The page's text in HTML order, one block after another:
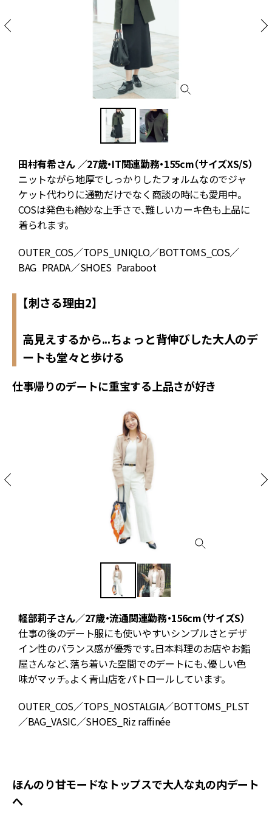
田村有希さん ／27歳・IT関連勤務・155cm（サイズXS/S）
ニットながら地厚でしっかりしたフォルムなのでジャ
ケット代わりに通勤だけでなく商談の時にも愛用中。
COSは発色も絶妙な上手さで、難しいカーキ色も上品に
着られます。
OUTER_COS／TOPS_UNIQLO／BOTTOMS_COS／
BAG_PRADA／SHOES_Paraboot
【刺さる理由2】
高見えするから...ちょっと背伸びした大人のデ
ートも堂々と歩ける
仕事帰りのデートに重宝する上品さが好き
軽部莉子さん／27歳・流通関連勤務・156cm（サイズS）
仕事の後のデート服にも使いやすいシンプルさとデザ
イン性のバランス感が優秀です。日本料理のお店やお鮨
屋さんなど、落ち着いた空間でのデートにも、優しい色
味がマッチ。よく青山店をパトロールしています。
OUTER_COS／TOPS_NOSTALGIA／BOTTOMS_PLST
／BAG_VASIC／SHOES_Riz raffinée
ほんのり甘モードなトップスで大人な丸の内デート
へ